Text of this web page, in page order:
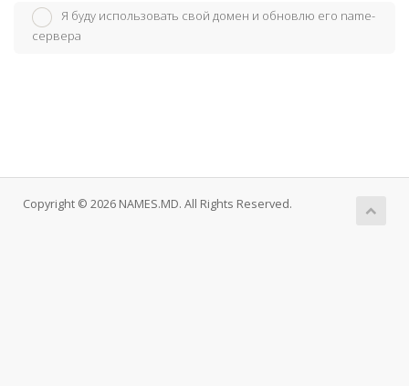
Я буду использовать свой домен и обновлю его name-
сервера
Copyright © 2026 NAMES.MD. All Rights Reserved.